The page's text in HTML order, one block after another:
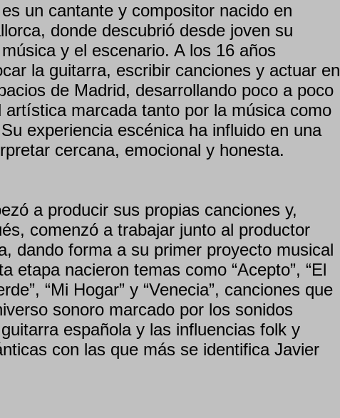
un cantante y compositor nacido en
donde descubrió desde joven su
y el escenario. A los 16 años
la guitarra, escribir canciones y actuar en
de Madrid, desarrollando poco a poco
artística marcada tanto por la música como
experiencia escénica ha influido en una
cercana, emocional y honesta.
a producir sus propias canciones y,
comenzó a trabajar junto al productor
dando forma a su primer proyecto musical
etapa nacieron temas como “Acepto”, “El
“Mi Hogar” y “Venecia”, canciones que
sonoro marcado por los sonidos
española y las influencias folk y
con las que más se identifica Javier